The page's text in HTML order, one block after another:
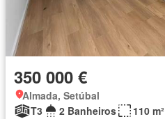
350 000 €
Almada, Setúbal
T3
2 Banheiros
110 m²